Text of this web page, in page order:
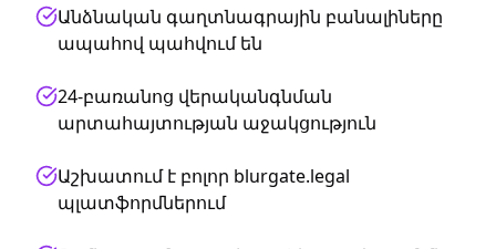
Անձնական գաղտնագրային բանալիները
ապահով պահվում են
24-բառանոց վերականգնման
արտահայտության աջակցություն
Աշխատում է բոլոր blurgate.legal
պլատֆորմներում